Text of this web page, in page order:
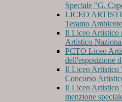
Speciale "G.
LICEO
Teramo Ambiente
Il Liceo Artistico
Artistico
PCTO Liceo
dell'esposizione
Il Liceo Artistico
Concorso
Il Liceo Artistico
menzione